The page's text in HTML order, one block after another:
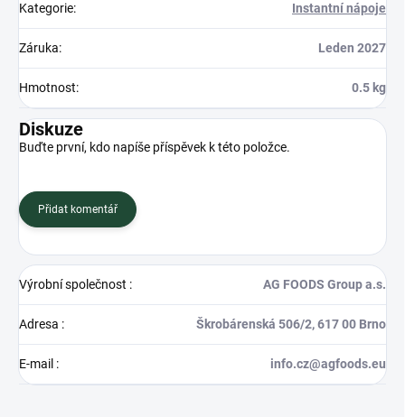
Kategorie: Instantní nápoje
Záruka: Leden 2027
Hmotnost: 0.5 kg
Diskuze
Buďte první, kdo napíše příspěvek k této položce.
Přidat komentář
Výrobní společnost : AG FOODS Group a.s.
Adresa : Škrobárenská 506/2, 617 00 Brno
E-mail : info.cz@agfoods.eu